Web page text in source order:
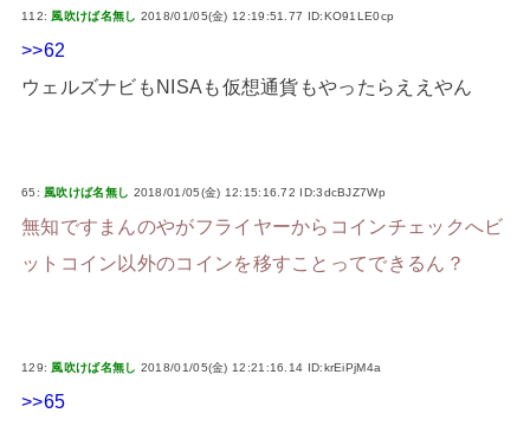
112:風吹けば名無し 2018/01/05(金) 12:19:51.77 ID:KO91LE0cp
>>62
ウェルズナビもNISAも仮想通貨もやったらええやん
65: 風吹けば名無し 2018/01/05(金) 12:15:16.72 ID:3dcBJZ7Wp
無知ですまんのやがフライヤーからコインチェックへビ
ットコイン以外のコインを移すことってできるん？
129: 風吹けば名無し 2018/01/05(金) 12:21:16.14 ID:krEiPjM4a
>>65